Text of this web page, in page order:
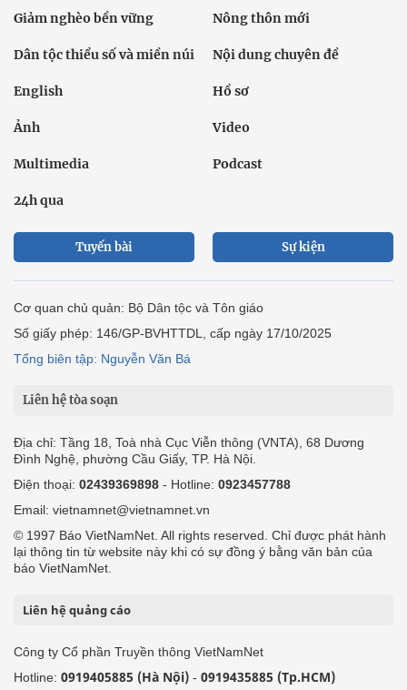
Giảm nghèo bền vững Nông thôn mới
Dân tộc thiểu số và miền núi Nội dung chuyên đề
English Hồ sơ
Ảnh Video
Multimedia Podcast
24h qua
Tuyến bài Sự kiện
Cơ quan chủ quản: Bộ Dân tộc và Tôn giáo
Số giấy phép: 146/GP-BVHTTDL, cấp ngày 17/10/2025
Tổng biên tập: Nguyễn Văn Bá
Liên hệ tòa soạn
Địa chỉ: Tầng 18, Toà nhà Cục Viễn thông (VNTA), 68 Dương
Đình Nghệ, phường Cầu Giấy, TP. Hà Nội.
Điện thoại: 02439369898 - Hotline: 0923457788
Email: vietnamnet@vietnamnet.vn
© 1997 Báo VietNamNet. All rights reserved. Chỉ được phát hành
lại thông tin từ website này khi có sự đồng ý bằng văn bản của
báo VietNamNet.
Liên hệ quảng cáo
Công ty Cổ phần Truyền thông VietNamNet
Hotline: 0919405885 (Hà Nội) - 0919435885 (Tp.HCM)